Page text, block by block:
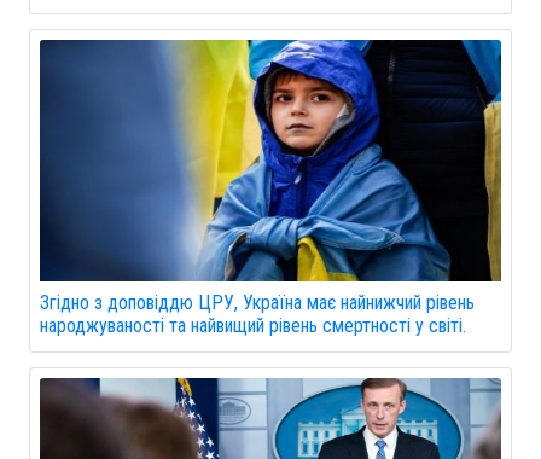
Згідно з доповіддю ЦРУ, Україна має найнижчий рівень
народжуваності та найвищий рівень смертності у світі.